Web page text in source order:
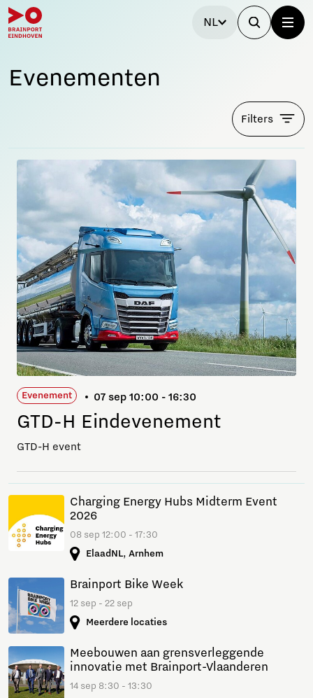
NL
Evenementen
Filters
Evenement 07 sep 10:00 - 16:30
GTD-H Eindevenement
GTD-H event
Charging Energy Hubs Midterm Event
2026
08 sep 12:00 - 17:30
ElaadNL, Arnhem
Brainport Bike Week
12 sep - 22 sep
Meerdere locaties
Meebouwen aan grensverleggende
innovatie met Brainport-Vlaanderen
14 sep 8:30 - 13:30